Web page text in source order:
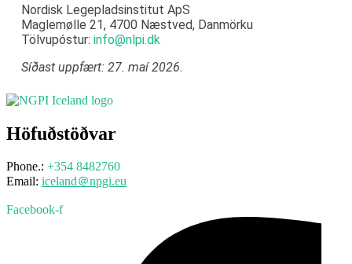
Nordisk Legepladsinstitut ApS
Maglemølle 21, 4700 Næstved, Danmörku
Tölvupóstur:info@nlpi.dk
Síðast uppfært: 27. maí 2026.
Höfuðstöðvar
Phone.: +354 8482760
Email: iceland＠npgi.eu
Facebook-f